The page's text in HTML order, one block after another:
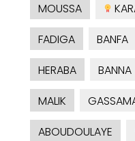
MOUSSA
FADIGA
BANFA
HERABA
BANNA
MALIK
ABOUDOULAYE